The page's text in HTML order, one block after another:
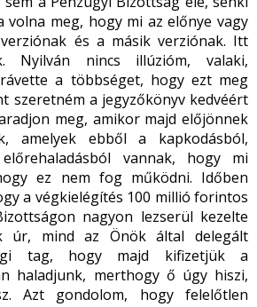
volna meg, hogy mi az előnye vagy
és a másik verziónak. Itt
Nyilván nincs illúzióm, valaki,
a többséget, hogy ezt meg
szeretném a jegyzőkönyv kedvéért
meg, amikor majd előjönnek
amelyek ebből a kapkodásból,
vannak, hogy mi
ez nem fog működni. Időben
a végkielégítés 100 millió forintos
nagyon lezserül kezelte
úr, mind az Önök által delegált
tag, hogy majd kifizetjük a
haladjunk, merthogy ő úgy hiszi,
Azt gondolom, hogy felelőtlen